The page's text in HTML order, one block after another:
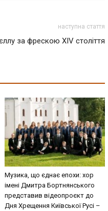
наступна стаття
за фрескою XIV століття
Музика, що єднає епохи: хор
імені Дмитра Бортнянського
представив відеопроєкт до
Дня Хрещення Київської Русі –